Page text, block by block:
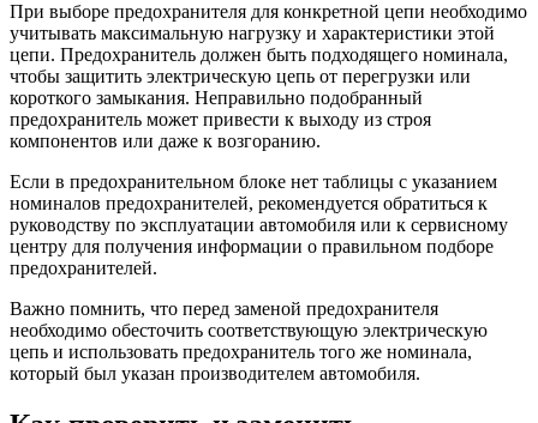
При выборе предохранителя для конкретной цепи необходимо
учитывать максимальную нагрузку и характеристики этой
цепи. Предохранитель должен быть подходящего номинала,
чтобы защитить электрическую цепь от перегрузки или
короткого замыкания. Неправильно подобранный
предохранитель может привести к выходу из строя
компонентов или даже к возгоранию.
Если в предохранительном блоке нет таблицы с указанием
номиналов предохранителей, рекомендуется обратиться к
руководству по эксплуатации автомобиля или к сервисному
центру для получения информации о правильном подборе
предохранителей.
Важно помнить, что перед заменой предохранителя
необходимо обесточить соответствующую электрическую
цепь и использовать предохранитель того же номинала,
который был указан производителем автомобиля.